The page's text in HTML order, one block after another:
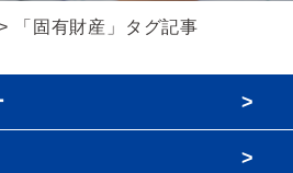
「固有財産」タグ記事